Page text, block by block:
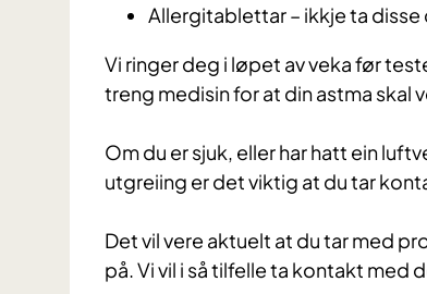
Allergitablettar – ikkje ta disse
Vi ringer deg i løpet av veka før
treng medisin for at din astma skal
Om du er sjuk, eller har hatt ein
utgreiing er det viktig at du tar
Det vil vere aktuelt at du tar med
på. Vi vil i så tilfelle ta kontakt med